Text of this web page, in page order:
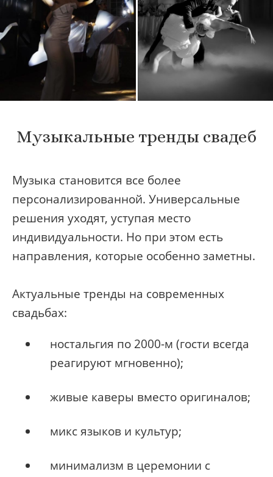
Музыкальные тренды свадеб
Музыка становится все более
персонализированной. Универсальные
решения уходят, уступая место
индивидуальности. Но при этом есть
направления, которые особенно заметны.
Актуальные тренды на современных
свадьбах:
ностальгия по 2000-м (гости всегда
реагируют мгновенно);
живые каверы вместо оригиналов;
микс языков и культур;
минимализм в церемонии с